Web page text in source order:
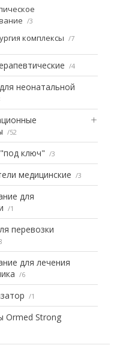
3
комплексы 7
4
неонатальной
52
ключ" 3
медицинские 3
для
1
перевозки
для лечения
6
1
Ormed Strong